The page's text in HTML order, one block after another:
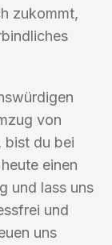
zukommt,
von
bist du bei
einen
und lass uns
und
uns